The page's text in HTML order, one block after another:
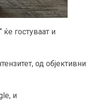
гостуваат и
од објективни
и